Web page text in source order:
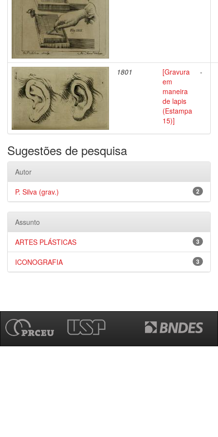
1801
[Gravura
em
maneira
de lapis
(Estampa
15)]
-
Sugestões de pesquisa
Autor
2
P. Silva (grav.)
Assunto
3
ARTES PLÁSTICAS
3
ICONOGRAFIA